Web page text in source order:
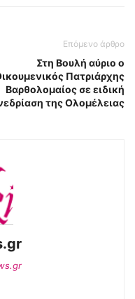
Επόμενο άρθρο
Στη Βουλή αύριο ο
Πατριάρχης
Βαρθολομαίος σε ειδική
της Ολομέλειας